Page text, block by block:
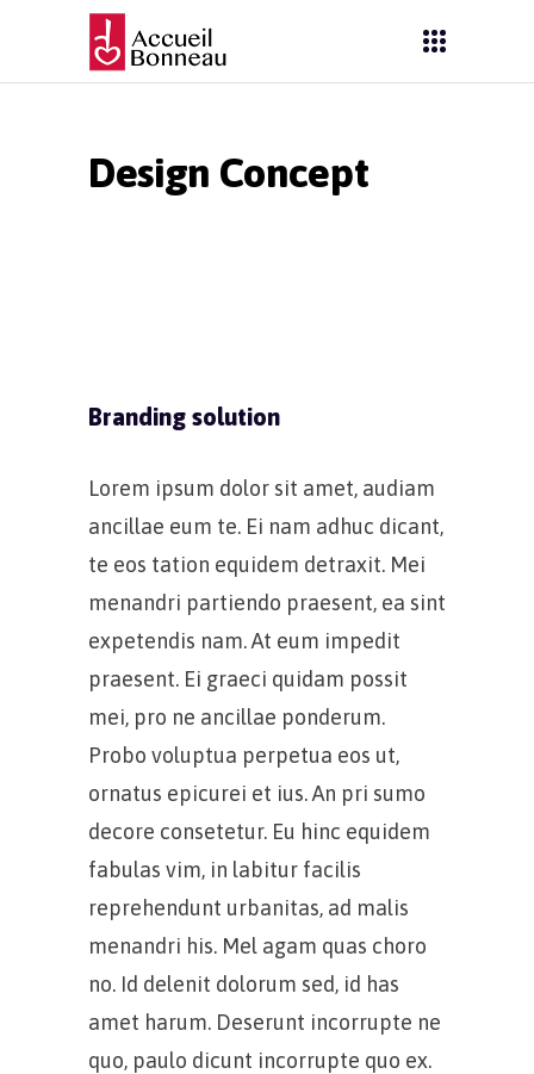
Design Concept
Branding solution
Lorem ipsum dolor sit amet, audiam
ancillae eum te. Ei nam adhuc dicant,
te eos tation equidem detraxit. Mei
menandri partiendo praesent, ea sint
expetendis nam. At eum impedit
praesent. Ei graeci quidam possit
mei, pro ne ancillae ponderum.
Probo voluptua perpetua eos ut,
ornatus epicurei et ius. An pri sumo
decore consetetur. Eu hinc equidem
fabulas vim, in labitur facilis
reprehendunt urbanitas, ad malis
menandri his. Mel agam quas choro
no. Id delenit dolorum sed, id has
amet harum. Deserunt incorrupte ne
quo, paulo dicunt incorrupte quo ex.